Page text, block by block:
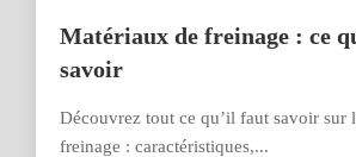
Matériaux de freinage : ce
savoir
Découvrez tout ce qu’il faut savoir sur
freinage : caractéristiques,...